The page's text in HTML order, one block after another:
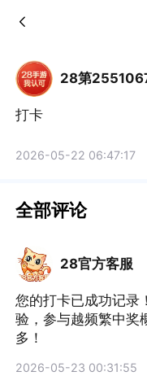
28第
打卡
2026-05-22 06:47:17
全部评论
28官方客服
您的打卡已成功记录
验，参与越频繁中奖
多！
2026-05-23 00:31:55